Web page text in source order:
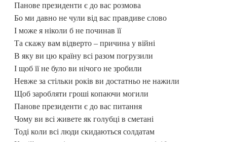
Панове президенти є до вас розмова
Бо ми давно не чули від вас правдиве слово
І може я ніколи б не починав її
Та скажу вам відверто – причина у війні
В яку ви цю країну всі разом погрузили
І щоб її не було ви нічого не зробили
Невже за стільки років ви достатньо не нажили
Щоб заробляти гроші копаючи могили
Панове президенти є до вас питання
Чому ви всі живете як голубці в сметані
Тоді коли всі люди скидаються солдатам